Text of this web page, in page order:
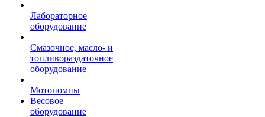
Лабораторное
оборудование
Смазочное, масло- и
топливораздаточное
оборудование
Мотопомпы
Весовое
оборудование